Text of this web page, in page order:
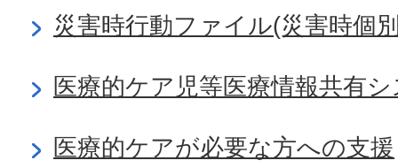
災害時行動ファイル(災害時個
医療的ケア児等医療情報共有
医療的ケアが必要な方への支援